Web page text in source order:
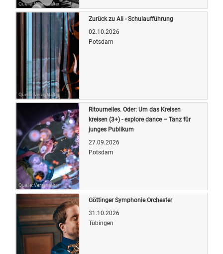
Quelle: Veranstalter
Quelle: Veranstalter
Zurück zu Ali - Schulaufführung
02.10.2026
Potsdam
Quelle: Veranstalter
Ritournelles. Oder: Um das Kreisen
kreisen (3+) - explore dance – Tanz für
junges Publikum
27.09.2026
Potsdam
Göttinger Symphonie Orchester
31.10.2026
Tübingen